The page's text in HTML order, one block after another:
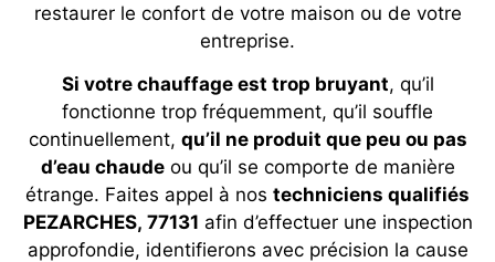
restaurer le confort de votre maison ou de votre
entreprise.
Si votre chauffage est trop bruyant, qu’il
fonctionne trop fréquemment, qu’il souffle
continuellement, qu’il ne produit que peu ou pas
d’eau chaudeou qu’il se comporte de manière
étrange. Faites appel à nos techniciens qualifiés
PEZARCHES, 77131 afin d’effectuer une inspection
approfondie, identifierons avec précision la cause